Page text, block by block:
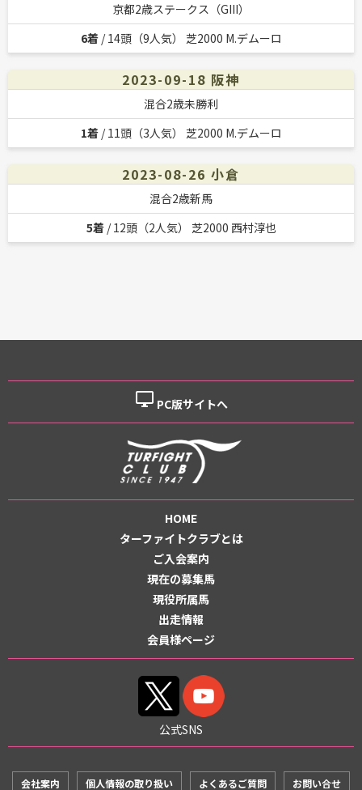
京都2歳ステークス（GIII）
6着/ 14頭（9人気） 芝2000 M.デムーロ
2023-09-18 阪神
混合2歳未勝利
1着/ 11頭（3人気） 芝2000 M.デムーロ
2023-08-26 小倉
混合2歳新馬
5着/ 12頭（2人気） 芝2000 西村淳也
desktop_windows PC版サイトへ
HOME
ターファイトクラブとは
ご入会案内
現在の募集馬
現役所属馬
出走情報
会員様ページ
公式SNS
会社案内 個人情報の取り扱い よくあるご質問 お問い合せ